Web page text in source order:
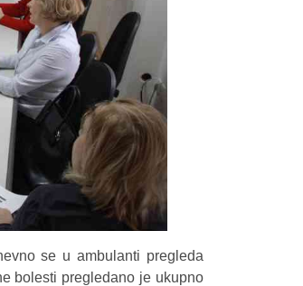
se u ambulanti pregleda
bolesti pregledano je ukupno